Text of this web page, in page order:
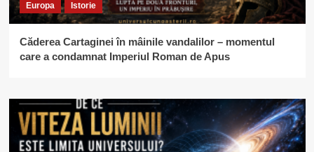
Europa Istorie
Căderea Cartaginei în mâinile vandalilor – momentul
care a condamnat Imperiul Roman de Apus